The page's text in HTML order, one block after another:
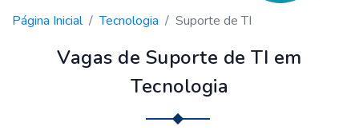
Página Inicial Tecnologia Suporte de TI
Vagas de Suporte de TI em
Tecnologia